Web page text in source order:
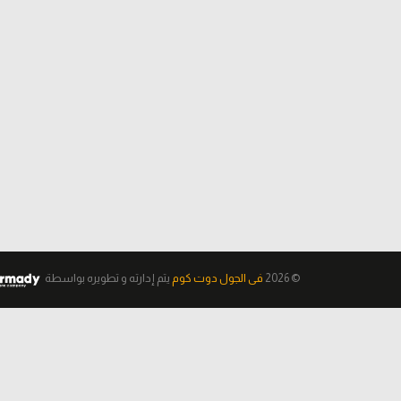
© 2026 فى الجول دوت كوم يتم إدارته و تطويره بواسطة